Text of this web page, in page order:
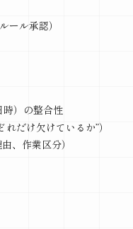
ール承認）
）の整合性
だけ欠けているか”）
、作業区分）